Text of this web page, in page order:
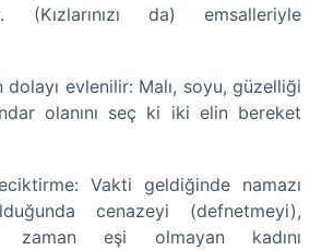
(Kızlarınızı da) emsalleriyle
dolayı evlenilir: Malı, soyu, güzelliği
olanını seç ki iki elin bereket
Vakti geldiğinde namazı
cenazeyi (defnetmeyi),
zaman eşi olmayan kadını